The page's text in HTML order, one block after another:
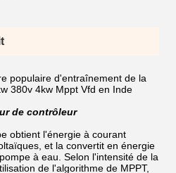
populaire d'entraînement de la
380v 4kw Mppt Vfd en Inde
de contrôleur
obtient l'énergie à courant
et la convertit en énergie
à eau. Selon l'intensité de la
de l'algorithme de MPPT,